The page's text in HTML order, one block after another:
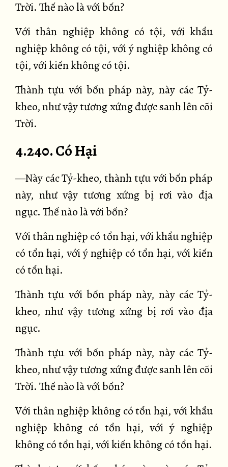
Trời. Thế nào là với bốn?
Với thân nghiệp không có tội, với khẩu
nghiệp không có tội, với ý nghiệp không có
tội, với kiến không có tội.
Thành tựu với bốn pháp này, này các Tỷ-
kheo, như vậy tương xứng được sanh lên cõi
Trời.
4.240. Có Hại
—Này các Tỷ-kheo, thành tựu với bốn pháp
này, như vậy tương xứng bị rơi vào địa
ngục. Thế nào là với bốn?
Với thân nghiệp có tổn hại, với khẩu nghiệp
có tổn hại, với ý nghiệp có tổn hại, với kiến
có tổn hại.
Thành tựu với bốn pháp này, này các Tỷ-
kheo, như vậy tương xứng bị rơi vào địa
ngục.
Thành tựu với bốn pháp này, này các Tỷ-
kheo, như vậy tương xứng được sanh lên cõi
Trời. Thế nào là với bốn?
Với thân nghiệp không có tổn hại, với khẩu
nghiệp không có tổn hại, với ý nghiệp
không có tổn hại, với kiến không có tổn hại.